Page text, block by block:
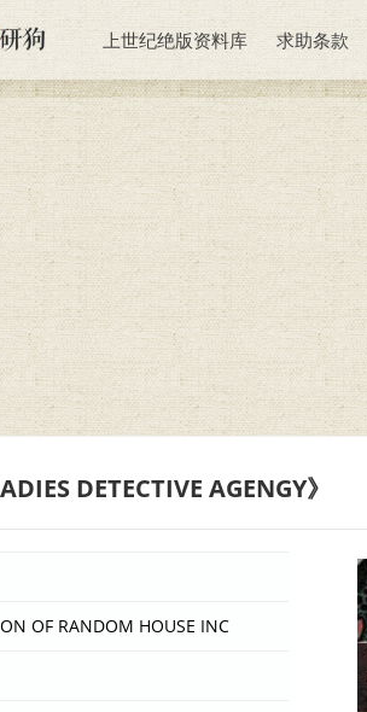
上世纪绝版资料库 求助条款
DETECTIVE AGENGY》
OF RANDOM HOUSE INC